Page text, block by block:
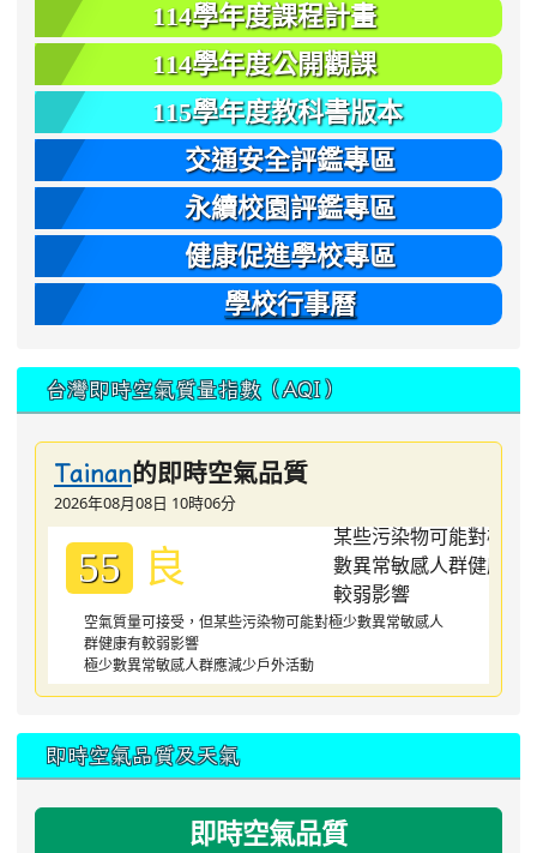
114學年度課程計畫
114學年度公開觀課
115學年度教科書版本
交通安全評鑑專區
永續校園評鑑專區
健康促進學校專區
學校行事曆
台灣即時空氣質量指數（AQI）
Tainan的即時空氣品質
2026年08月08日 10時06分
55 良
空氣質量可接受，但某些污染物可能對極少數異常敏感人
群健康有較弱影響
極少數異常敏感人群應減少戶外活動
即時空氣品質及天氣
即時空氣品質